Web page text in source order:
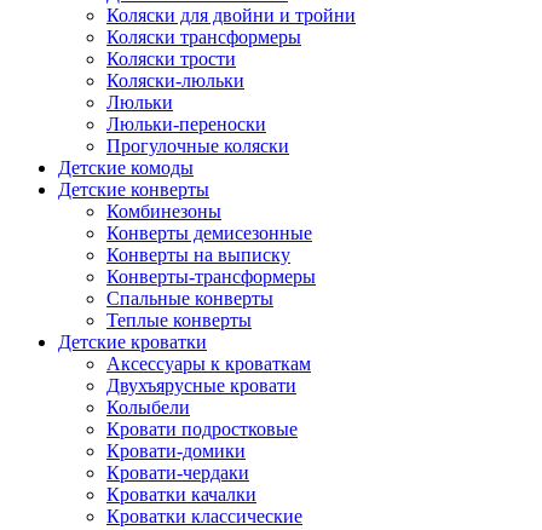
Коляски для двойни и тройни
Коляски трансформеры
Коляски трости
Коляски-люльки
Люльки
Люльки-переноски
Прогулочные коляски
Детские комоды
Детские конверты
Комбинезоны
Конверты демисезонные
Конверты на выписку
Конверты-трансформеры
Спальные конверты
Теплые конверты
Детские кроватки
Аксессуары к кроваткам
Двухъярусные кровати
Колыбели
Кровати подростковые
Кровати-домики
Кровати-чердаки
Кроватки качалки
Кроватки классические